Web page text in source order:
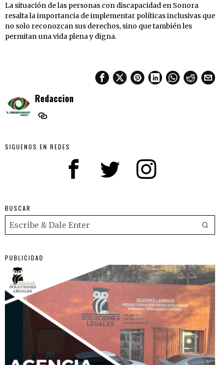
La situación de las personas con discapacidad en Sonora
resalta la importancia de implementar políticas inclusivas que
no solo reconozcan sus derechos, sino que también les
permitan una vida plena y digna.
Redaccion
SIGUENOS EN REDES
BUSCAR
PUBLICIDAD